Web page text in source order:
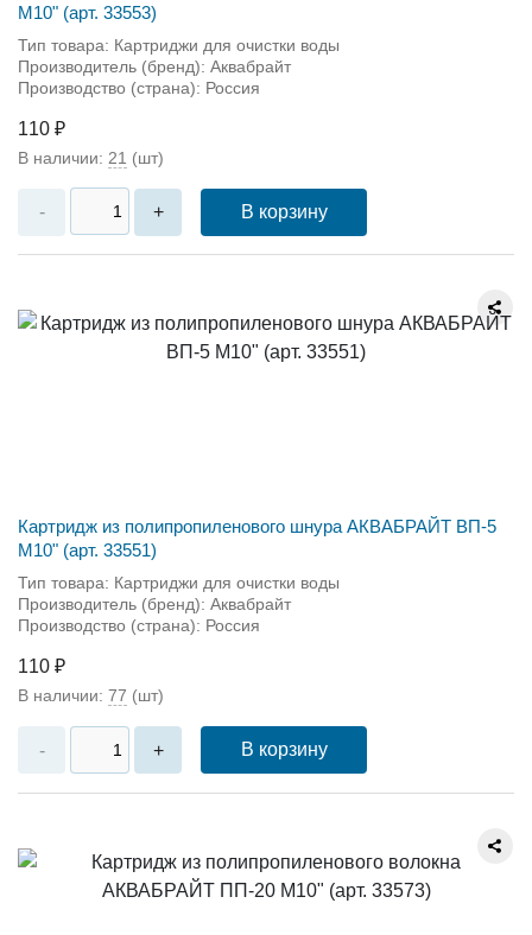
М10" (арт. 33553)
Тип товара: Картриджи для очистки воды
Производитель (бренд): Аквабрайт
Производство (страна): Россия
110 ₽
В наличии: 21 (шт)
- + В корзину
Картридж из полипропиленового шнура АКВАБРАЙТ ВП-5
М10" (арт. 33551)
Тип товара: Картриджи для очистки воды
Производитель (бренд): Аквабрайт
Производство (страна): Россия
110 ₽
В наличии: 77 (шт)
- + В корзину